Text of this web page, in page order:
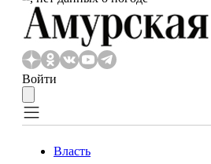
Войти
Власть